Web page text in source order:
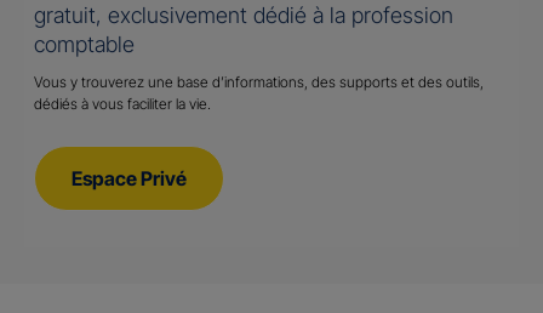
gratuit, exclusivement dédié à la profession
comptable
Vous y trouverez une base d’informations, des supports et des outils,
dédiés à vous faciliter la vie.
Espace Privé